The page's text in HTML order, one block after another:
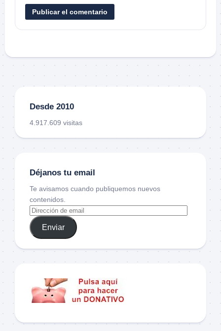
Desde 2010
4.917.609 visitas
Déjanos tu email
Te avisamos cuando publiquemos nuevos
contenidos.
Enviar